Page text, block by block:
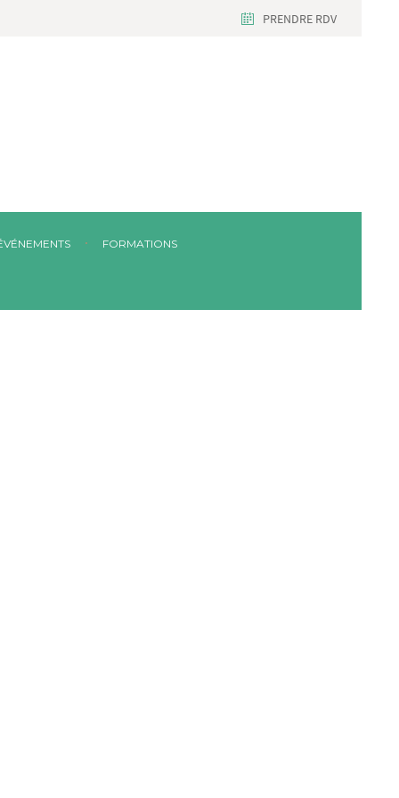
PRENDRE RDV
FORMATIONS